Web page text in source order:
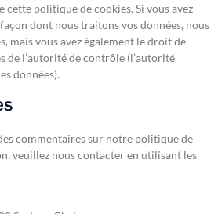
cette politique de cookies. Si vous avez
dont nous traitons vos données, nous
mais vous avez également le droit de
de l’autorité de contrôle (l’autorité
données).
commentaires sur notre politique de
veuillez nous contacter en utilisant les